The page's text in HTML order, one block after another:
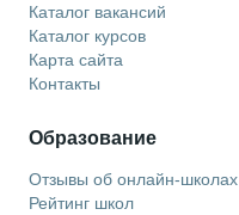
Каталог вакансий
Каталог курсов
Карта сайта
Контакты
Образование
Отзывы об онлайн-школах
Рейтинг школ